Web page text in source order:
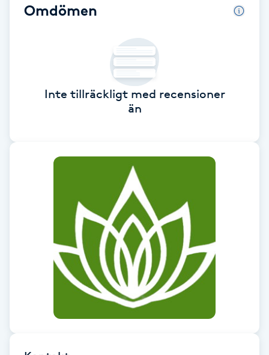
Bambumassage
Barnklippning
Bottenfärg
Omdömen
Inte tillräckligt med recensioner
än